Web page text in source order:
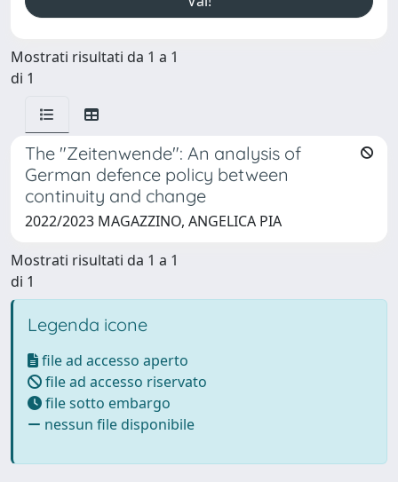
Mostrati risultati da 1 a 1
di 1
The "Zeitenwende": An analysis of
German defence policy between
continuity and change
2022/2023 MAGAZZINO, ANGELICA PIA
Mostrati risultati da 1 a 1
di 1
Legenda icone
file ad accesso aperto
file ad accesso riservato
file sotto embargo
nessun file disponibile